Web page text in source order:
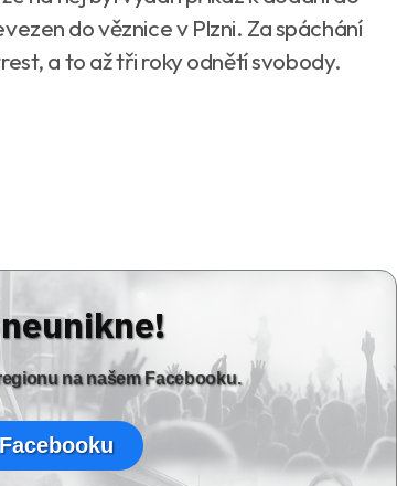
do věznice v Plzni. Za spáchání
a to až tři roky odnětí svobody.
na našem Facebooku.